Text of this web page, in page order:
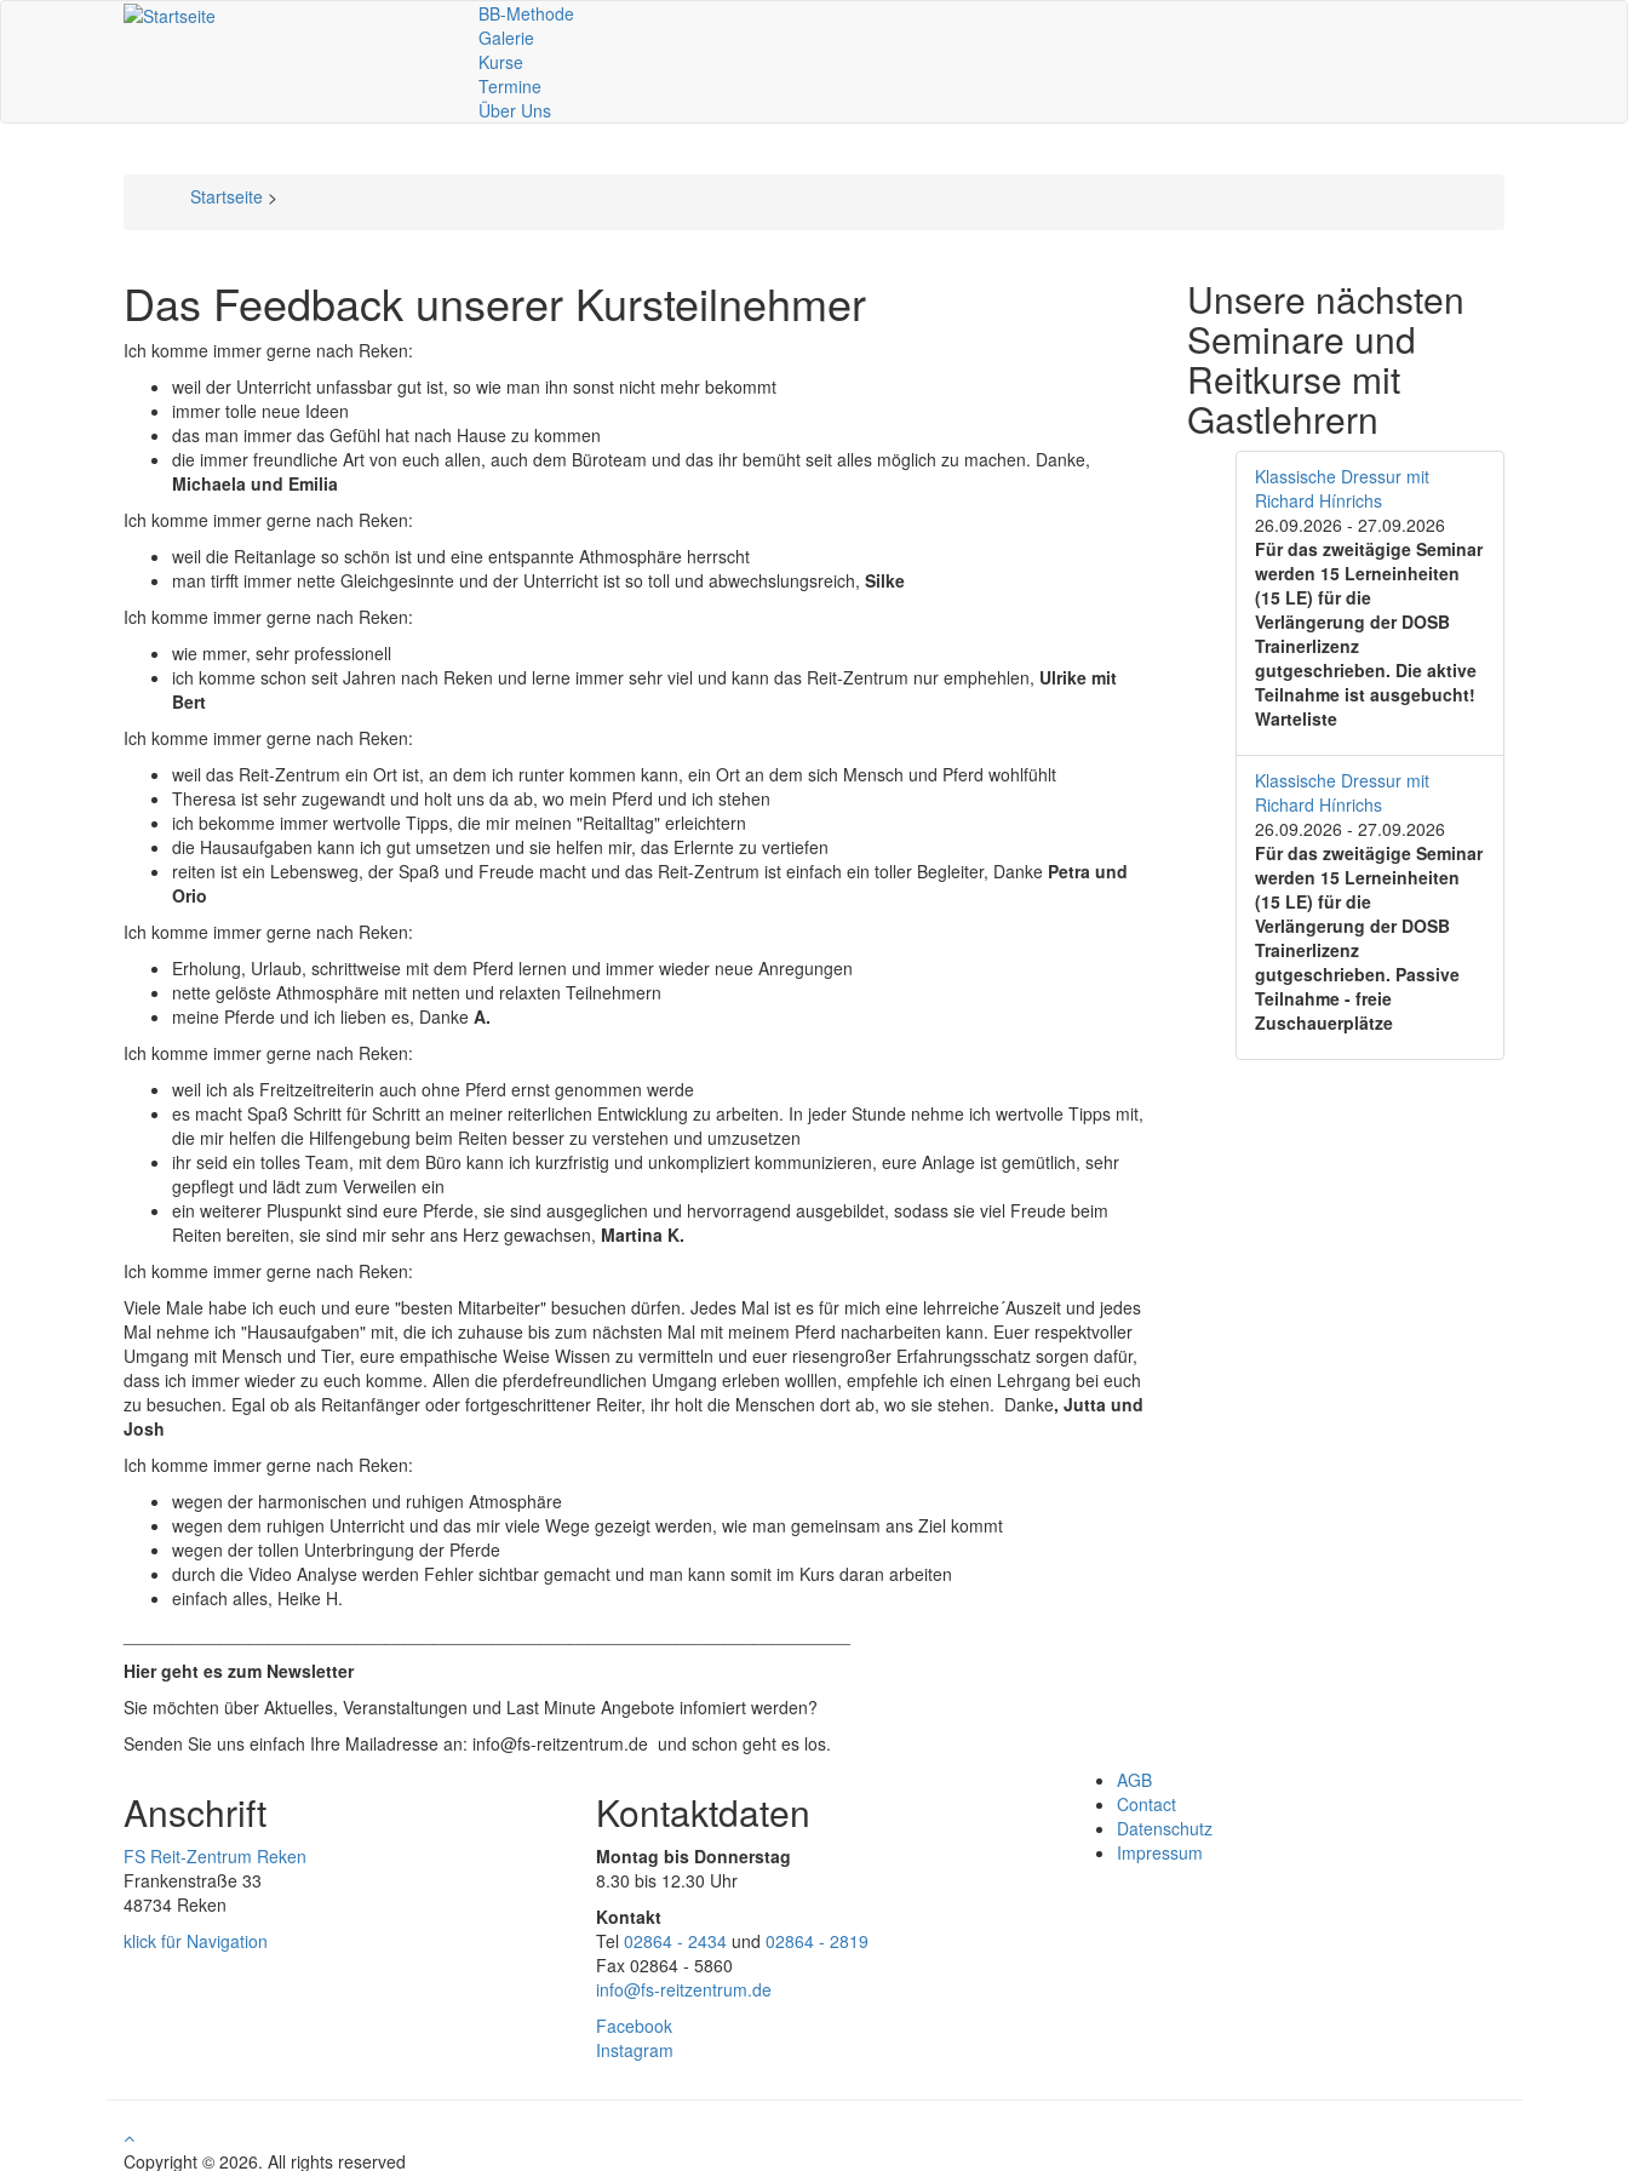
Main
navigation
BB-Methode
Galerie
Kurse
Termine
Über Uns
Startseite >
Das Feedback unserer Kursteilnehmer
Ich komme immer gerne nach Reken:
weil der Unterricht unfassbar gut ist, so wie man ihn sonst nicht mehr bekommt
immer tolle neue Ideen
das man immer das Gefühl hat nach Hause zu kommen
die immer freundliche Art von euch allen, auch dem Büroteam und das ihr bemüht seit alles möglich zu machen. Danke,
Michaela und Emilia
Ich komme immer gerne nach Reken:
weil die Reitanlage so schön ist und eine entspannte Athmosphäre herrscht
man tirfft immer nette Gleichgesinnte und der Unterricht ist so toll und abwechslungsreich, Silke
Ich komme immer gerne nach Reken:
wie mmer, sehr professionell
ich komme schon seit Jahren nach Reken und lerne immer sehr viel und kann das Reit-Zentrum nur emphehlen, Ulrike mit
Bert
Ich komme immer gerne nach Reken:
weil das Reit-Zentrum ein Ort ist, an dem ich runter kommen kann, ein Ort an dem sich Mensch und Pferd wohlfühlt
Theresa ist sehr zugewandt und holt uns da ab, wo mein Pferd und ich stehen
ich bekomme immer wertvolle Tipps, die mir meinen "Reitalltag" erleichtern
die Hausaufgaben kann ich gut umsetzen und sie helfen mir, das Erlernte zu vertiefen
reiten ist ein Lebensweg, der Spaß und Freude macht und das Reit-Zentrum ist einfach ein toller Begleiter, Danke Petra und
Orio
Ich komme immer gerne nach Reken:
Erholung, Urlaub, schrittweise mit dem Pferd lernen und immer wieder neue Anregungen
nette gelöste Athmosphäre mit netten und relaxten Teilnehmern
meine Pferde und ich lieben es, Danke A.
Ich komme immer gerne nach Reken:
weil ich als Freitzeitreiterin auch ohne Pferd ernst genommen werde
es macht Spaß Schritt für Schritt an meiner reiterlichen Entwicklung zu arbeiten. In jeder Stunde nehme ich wertvolle Tipps mit,
die mir helfen die Hilfengebung beim Reiten besser zu verstehen und umzusetzen
ihr seid ein tolles Team, mit dem Büro kann ich kurzfristig und unkompliziert kommunizieren, eure Anlage ist gemütlich, sehr
gepflegt und lädt zum Verweilen ein
ein weiterer Pluspunkt sind eure Pferde, sie sind ausgeglichen und hervorragend ausgebildet, sodass sie viel Freude beim
Reiten bereiten, sie sind mir sehr ans Herz gewachsen, Martina K.
Ich komme immer gerne nach Reken:
Viele Male habe ich euch und eure "besten Mitarbeiter" besuchen dürfen. Jedes Mal ist es für mich eine lehrreiche´Auszeit und jedes
Mal nehme ich "Hausaufgaben" mit, die ich zuhause bis zum nächsten Mal mit meinem Pferd nacharbeiten kann. Euer respektvoller
Umgang mit Mensch und Tier, eure empathische Weise Wissen zu vermitteln und euer riesengroßer Erfahrungsschatz sorgen dafür,
dass ich immer wieder zu euch komme. Allen die pferdefreundlichen Umgang erleben wolllen, empfehle ich einen Lehrgang bei euch
zu besuchen. Egal ob als Reitanfänger oder fortgeschrittener Reiter, ihr holt die Menschen dort ab, wo sie stehen. Danke, Jutta und
Josh
Ich komme immer gerne nach Reken:
wegen der harmonischen und ruhigen Atmosphäre
wegen dem ruhigen Unterricht und das mir viele Wege gezeigt werden, wie man gemeinsam ans Ziel kommt
wegen der tollen Unterbringung der Pferde
durch die Video Analyse werden Fehler sichtbar gemacht und man kann somit im Kurs daran arbeiten
einfach alles, Heike H.
Hier geht es zum Newsletter
Sie möchten über Aktuelles, Veranstaltungen und Last Minute Angebote infomiert werden?
Senden Sie uns einfach Ihre Mailadresse an: info@fs-reitzentrum.de und schon geht es los.
Unsere nächsten
Seminare und
Reitkurse mit
Gastlehrern
Klassische Dressur mit
Richard Hínrichs
26.09.2026 - 27.09.2026
Für das zweitägige Seminar
werden 15 Lerneinheiten
(15 LE) für die
Verlängerung der DOSB
Trainerlizenz
gutgeschrieben. Die aktive
Teilnahme ist ausgebucht!
Warteliste
Klassische Dressur mit
Richard Hínrichs
26.09.2026 - 27.09.2026
Für das zweitägige Seminar
werden 15 Lerneinheiten
(15 LE) für die
Verlängerung der DOSB
Trainerlizenz
gutgeschrieben. Passive
Teilnahme - freie
Zuschauerplätze
Anschrift
FS Reit-Zentrum Reken
Frankenstraße 33
48734 Reken
klick für Navigation
Kontaktdaten
Montag bis Donnerstag
8.30 bis 12.30 Uhr
Kontakt
Tel 02864 - 2434 und 02864 - 2819
Fax 02864 - 5860
info@fs-reitzentrum.de
Facebook
Instagram
Footer
menu
AGB
Contact
Datenschutz
Impressum
Copyright © 2026. All rights reserved